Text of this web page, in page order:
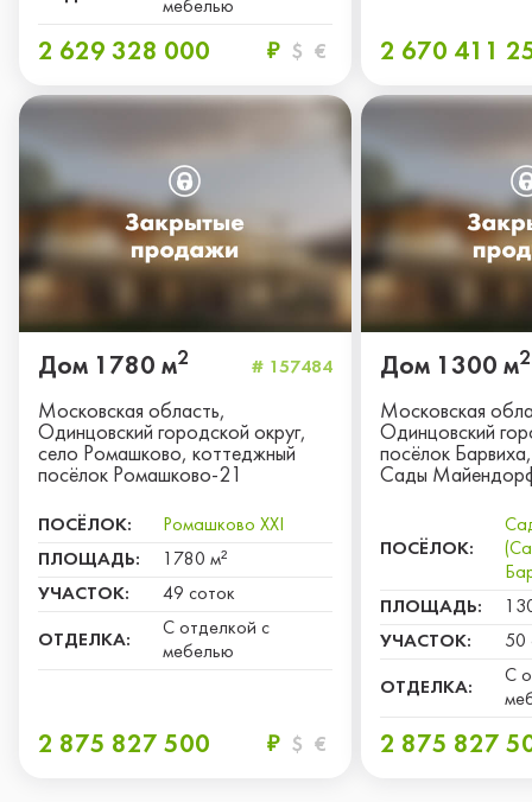
мебелью
2 629 328 000 ₽ $ € 2 670 411
Дом 1780 м2 # 157484
Московская область,
Одинцовский городской округ,
село Ромашково, коттеджный
посёлок Ромашково-21
ПОСЁЛОК:
Ромашково XXI
ПЛОЩАДЬ:
1780 м²
УЧАСТОК:
49 соток
ОТДЕЛКА:
С отделкой с
мебелью
2 875 827 500 ₽ $ €
Дом 1300 м2
Московская
Одинцовский
посёлок
Сады
ПОСЁЛОК:
ПЛОЩАДЬ:
УЧАСТОК:
50
ОТДЕЛКА:
С
2 875 827